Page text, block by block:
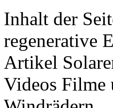
Inhalt der
regenerative
Artikel
Videos Filme